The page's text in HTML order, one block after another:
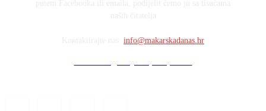
info@makarskadanas.hr